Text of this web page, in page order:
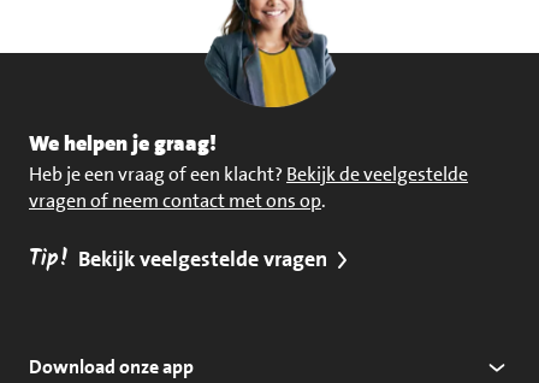
We helpen je graag!
Heb je een vraag of een klacht? Bekijk de veelgestelde
vragen of neem contact met ons op.
Tip! Bekijk veelgestelde vragen
Download onze app